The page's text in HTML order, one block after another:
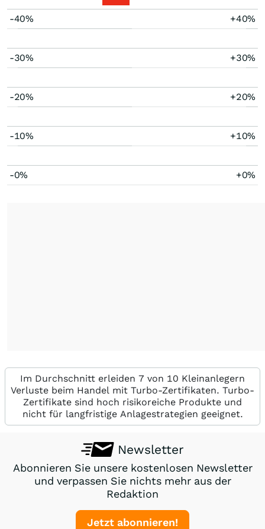
-40% +40%
-30% +30%
-20% +20%
-10% +10%
-0% +0%
Im Durchschnitt erleiden 7 von 10 Kleinanlegern
Verluste beim Handel mit Turbo-Zertifikaten. Turbo-
Zertifikate sind hoch risikoreiche Produkte und
nicht für langfristige Anlagestrategien geeignet.
Newsletter
Abonnieren Sie unsere kostenlosen Newsletter
und verpassen Sie nichts mehr aus der
Redaktion
Jetzt abonnieren!